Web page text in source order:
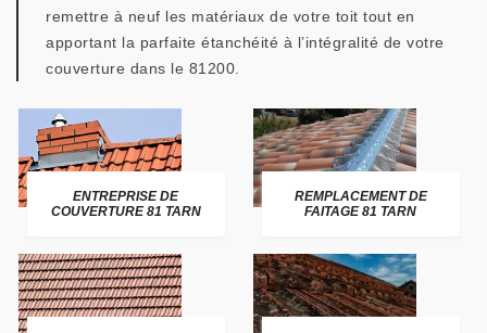
remettre à neuf les matériaux de votre toit tout en
apportant la parfaite étanchéité à l’intégralité de votre
couverture dans le 81200.
ENTREPRISE DE
COUVERTURE 81 TARN
REMPLACEMENT DE
FAITAGE 81 TARN